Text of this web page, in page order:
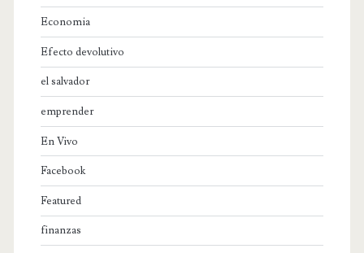
Economia
Efecto devolutivo
el salvador
emprender
En Vivo
Facebook
Featured
finanzas